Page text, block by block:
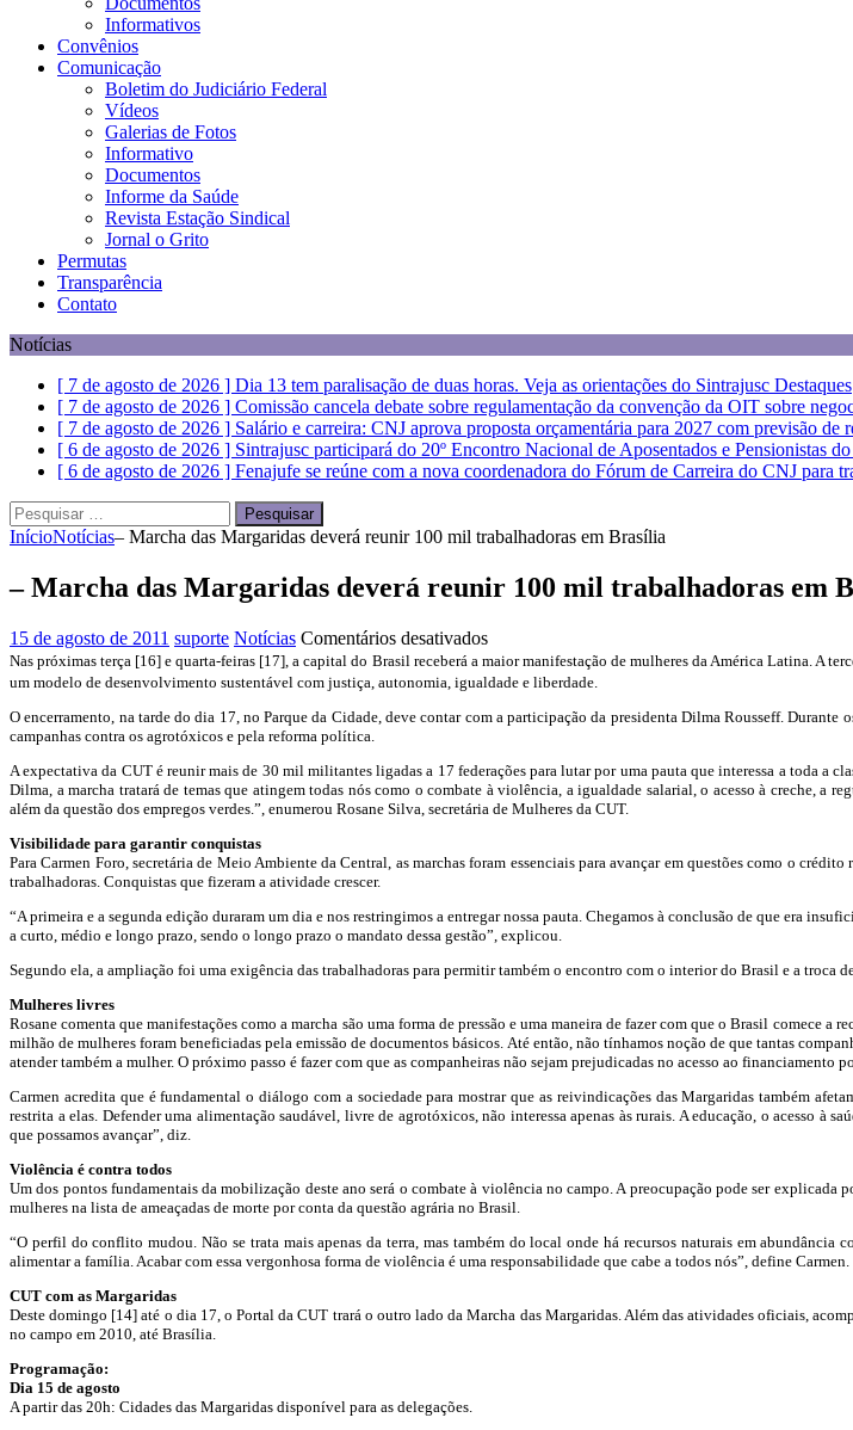
Informativos
Convênios
Comunicação
Boletim do Judiciário Federal
Vídeos
Galerias de Fotos
Informativo
Documentos
Informe da Saúde
Revista Estação Sindical
Jornal o Grito
Permutas
Transparência
Contato
Notícias
[ 7 de agosto de 2026 ] Dia 13 tem paralisação de duas horas. Veja as orientações do Sintrajusc Destaques
[ 7 de agosto de 2026 ] Comissão cancela debate sobre regulamentação da convenção da OIT sobre
[ 7 de agosto de 2026 ] Salário e carreira: CNJ aprova proposta orçamentária para 2027 com previsão
[ 6 de agosto de 2026 ] Sintrajusc participará do 20º Encontro Nacional de Aposentados e Pensionistas
[ 6 de agosto de 2026 ] Fenajufe se reúne com a nova coordenadora do Fórum de Carreira do CNJ para
Pesquisar
por:
InícioNotícias– Marcha das Margaridas deverá reunir 100 mil trabalhadoras em Brasília
– Marcha das Margaridas deverá reunir 100 mil trabalhadoras em
15 de agosto de 2011 suporte Notícias Comentários desativadosem
–
Marcha
Margaridas
reunir
100
mil
Brasília
Nas próximas terça [16] e quarta-feiras [17], a capital do Brasil receberá a maior manifestação de mulheres da América Latina. A
um modelo de desenvolvimento sustentável com justiça, autonomia, igualdade e liberdade.
O encerramento, na tarde do dia 17, no Parque da Cidade, deve contar com a participação da presidenta Dilma Rousseff.
campanhas contra os agrotóxicos e pela reforma política.
A expectativa da CUT é reunir mais de 30 mil militantes ligadas a 17 federações para lutar por uma pauta que interessa a toda a
Dilma, a marcha tratará de temas que atingem todas nós como o combate à violência, a igualdade salarial, o acesso à creche,
além da questão dos empregos verdes.”, enumerou Rosane Silva, secretária de Mulheres da CUT.
Visibilidade para garantir conquistas
Para Carmen Foro, secretária de Meio Ambiente da Central, as marchas foram essenciais para avançar em questões como o
trabalhadoras. Conquistas que fizeram a atividade crescer.
“A primeira e a segunda edição duraram um dia e nos restringimos a entregar nossa pauta. Chegamos à conclusão de que era
a curto, médio e longo prazo, sendo o longo prazo o mandato dessa gestão”, explicou.
Segundo ela, a ampliação foi uma exigência das trabalhadoras para permitir também o encontro com o interior do Brasil e a troca
Mulheres livres
Rosane comenta que manifestações como a marcha são uma forma de pressão e uma maneira de fazer com que o Brasil comece
milhão de mulheres foram beneficiadas pela emissão de documentos básicos. Até então, não tínhamos noção de que tantas
atender também a mulher. O próximo passo é fazer com que as companheiras não sejam prejudicadas no acesso ao financiamento
Carmen acredita que é fundamental o diálogo com a sociedade para mostrar que as reivindicações das Margaridas também
restrita a elas. Defender uma alimentação saudável, livre de agrotóxicos, não interessa apenas às rurais. A educação, o acesso à
que possamos avançar”, diz.
Violência é contra todos
Um dos pontos fundamentais da mobilização deste ano será o combate à violência no campo. A preocupação pode ser
mulheres na lista de ameaçadas de morte por conta da questão agrária no Brasil.
“O perfil do conflito mudou. Não se trata mais apenas da terra, mas também do local onde há recursos naturais em
alimentar a família. Acabar com essa vergonhosa forma de violência é uma responsabilidade que cabe a todos nós”, define Carmen.
CUT com as Margaridas
Deste domingo [14] até o dia 17, o Portal da CUT trará o outro lado da Marcha das Margaridas. Além das atividades oficiais,
no campo em 2010, até Brasília.
Programação:
Dia 15 de agosto
A partir das 20h: Cidades das Margaridas disponível para as delegações.